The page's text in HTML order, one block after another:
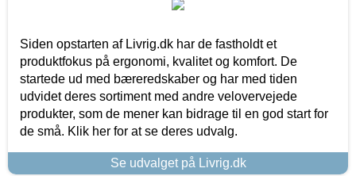
Siden opstarten af Livrig.dk har de fastholdt et
produktfokus på ergonomi, kvalitet og komfort. De
startede ud med bæreredskaber og har med tiden
udvidet deres sortiment med andre velovervejede
produkter, som de mener kan bidrage til en god start for
de små. Klik her for at se deres udvalg.
Se udvalget på Livrig.dk